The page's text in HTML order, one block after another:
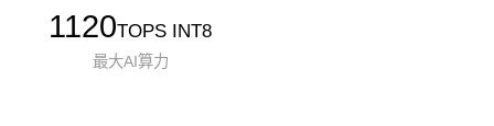
1120TOPS INT8
最大AI算力